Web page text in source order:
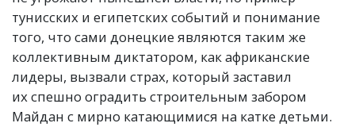
тунисских и египетских событий и понимание
того, что сами донецкие являются таким же
коллективным диктатором, как африканские
лидеры, вызвали страх, который заставил
их спешно оградить строительным забором
Майдан с мирно катающимися на катке детьми.